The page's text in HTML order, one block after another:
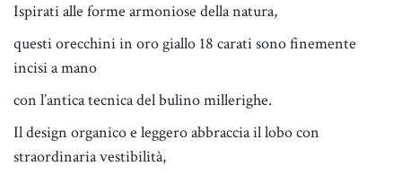
Ispirati alle forme armoniose della natura,
questi orecchini in oro giallo 18 carati sono finemente
incisi a mano
con l’antica tecnica del bulino millerighe.
Il design organico e leggero abbraccia il lobo con
straordinaria vestibilità,